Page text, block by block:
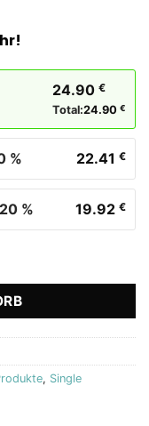
24.90 €
Total:24.90 €
% 22.41 €
% 19.92 €
Menge
, Single